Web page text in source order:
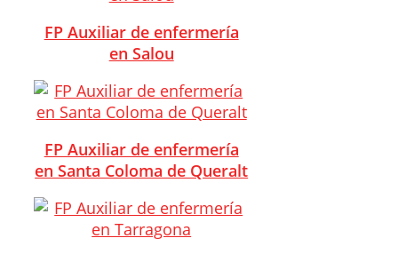
FP Auxiliar de enfermería
en Salou
FP Auxiliar de enfermería
en Santa Coloma de Queralt